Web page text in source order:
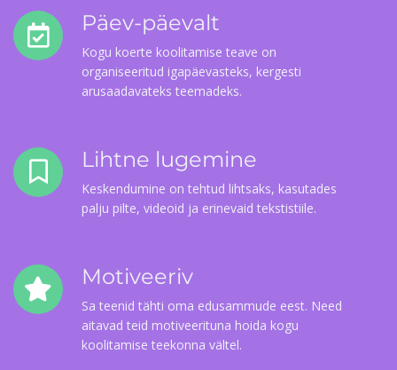
Päev-päevalt
Kogu koerte koolitamise teave on
organiseeritud igapäevasteks, kergesti
arusaadavateks teemadeks.
Lihtne lugemine
Keskendumine on tehtud lihtsaks, kasutades
palju pilte, videoid ja erinevaid tekstistiile.
Motiveeriv
Sa teenid tähti oma edusammude eest. Need
aitavad teid motiveerituna hoida kogu
koolitamise teekonna vältel.